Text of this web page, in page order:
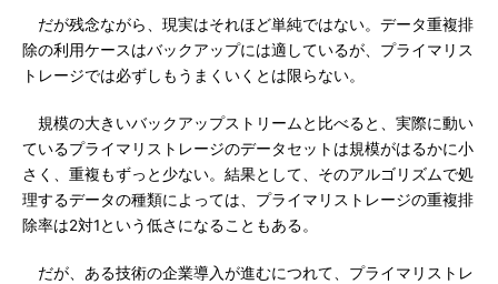
だが残念ながら、現実はそれほど単純ではない。データ重複排
除の利用ケースはバックアップには適しているが、プライマリス
トレージでは必ずしもうまくいくとは限らない。
規模の大きいバックアップストリームと比べると、実際に動い
ているプライマリストレージのデータセットは規模がはるかに小
さく、重複もずっと少ない。結果として、そのアルゴリズムで処
理するデータの種類によっては、プライマリストレージの重複排
除率は2対1という低さになることもある。
だが、ある技術の企業導入が進むにつれて、プライマリストレ